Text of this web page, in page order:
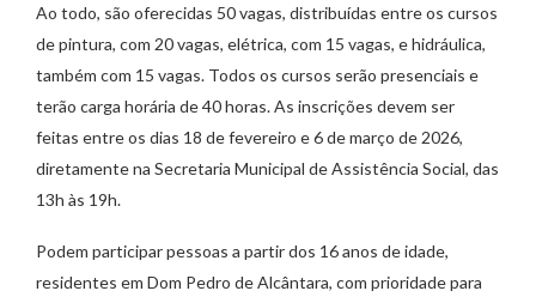
Ao todo, são oferecidas 50 vagas, distribuídas entre os cursos
de pintura, com 20 vagas, elétrica, com 15 vagas, e hidráulica,
também com 15 vagas. Todos os cursos serão presenciais e
terão carga horária de 40 horas. As inscrições devem ser
feitas entre os dias 18 de fevereiro e 6 de março de 2026,
diretamente na Secretaria Municipal de Assistência Social, das
13h às 19h.
Podem participar pessoas a partir dos 16 anos de idade,
residentes em Dom Pedro de Alcântara, com prioridade para